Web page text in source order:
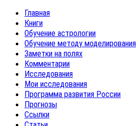
Главная
Книги
Обучение астрологии
Обучение методу моделирования
Заметки на полях
Комментарии
Исследования
Мои исследования
Программа развития России
Прогнозы
Ссылки